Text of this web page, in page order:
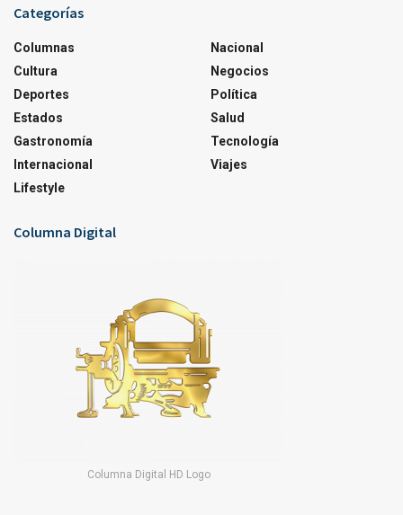
Categorías
Columnas
Cultura
Deportes
Estados
Gastronomía
Internacional
Lifestyle
Nacional
Negocios
Política
Salud
Tecnología
Viajes
Columna Digital
Columna Digital HD Logo